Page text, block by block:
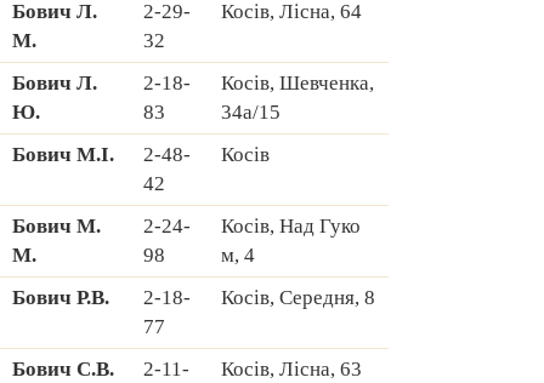
Бович Л.
М.
2-29-
32
Косів, Лісна, 64
Бович Л.
Ю.
2-18-
83
Косів, Шевченка,
34а/15
Бович М.І.
2-48-
42
Косів
Бович М.
М.
2-24-
98
Косів, Hад Гуко
м, 4
Бович Р.В.
2-18-
77
Косів, Середня, 8
Бович С.В.
2-11-
Косів, Лісна, 63